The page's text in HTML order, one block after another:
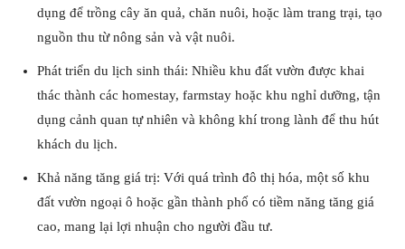
dụng để trồng cây ăn quả, chăn nuôi, hoặc làm trang trại, tạo
nguồn thu từ nông sản và vật nuôi.
Phát triển du lịch sinh thái: Nhiều khu đất vườn được khai
thác thành các homestay, farmstay hoặc khu nghỉ dưỡng, tận
dụng cảnh quan tự nhiên và không khí trong lành để thu hút
khách du lịch.
Khả năng tăng giá trị: Với quá trình đô thị hóa, một số khu
đất vườn ngoại ô hoặc gần thành phố có tiềm năng tăng giá
cao, mang lại lợi nhuận cho người đầu tư.